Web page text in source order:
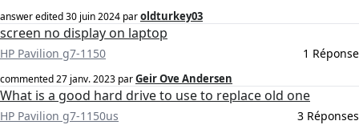
answer edited30 juin 2024 paroldturkey03
screen no display on laptop
HP Pavilion g7-1150 1 Réponse
commented27 janv. 2023 parGeir Ove Andersen
What is a good hard drive to use to replace old one
HP Pavilion g7-1150us 3 Réponses